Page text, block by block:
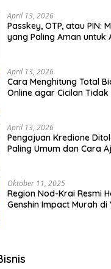
April 13, 2026
Passkey, OTP, atau PIN:
yang Paling Aman untuk
April 13, 2026
Cara Menghitung Total
Online agar Cicilan Tidak
April 13, 2026
Pengajuan Kredione
Paling Umum dan Cara
Oktober 11, 2025
Region Nod-Krai Resmi
Genshin Impact Murah di